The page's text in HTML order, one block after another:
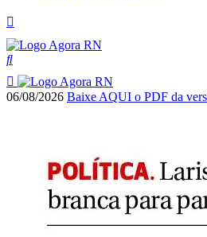
06/08/2026 Baixe AQUI o PDF da